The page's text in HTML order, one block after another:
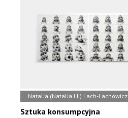
Natalia (Natalia LL) Lach-Lachowicz
Sztuka konsumpcyjna